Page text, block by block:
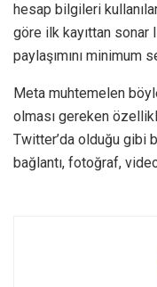
hesap bilgileri
göre ilk kayıttan sonar
paylaşımını minimum
Meta muhtemelen
olması gereken
Twitter’da olduğu gibi
bağlantı, fotoğraf,